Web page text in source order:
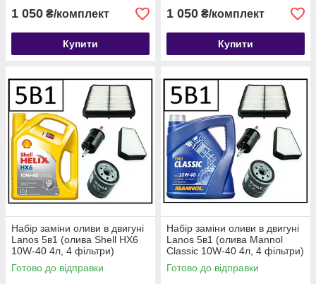
1 050 ₴/комплект
Купити
1 050 ₴/комплект
Купити
Набір заміни оливи в двигуні
Lanos 5в1 (олива Shell HX6
10W-40 4л, 4 фільтри)
Готово до відправки
Набір заміни оливи в двигуні
Lanos 5в1 (олива Mannol
Classic 10W-40 4л, 4 фільтри)
Готово до відправки